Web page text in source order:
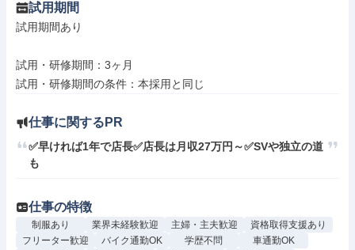
試用期間
試用期間あり
試用・研修期間：3ヶ月
仕事に関するPR
✅早ければ1年で店長✅店長は月収27万円～✅SVや独立の道
も
仕事の特徴
制服あり 業界未経験歓迎 主婦・主夫歓迎
資格取得支援あり
フリーター歓迎
バイク通勤OK 学歴不問
車通勤OK